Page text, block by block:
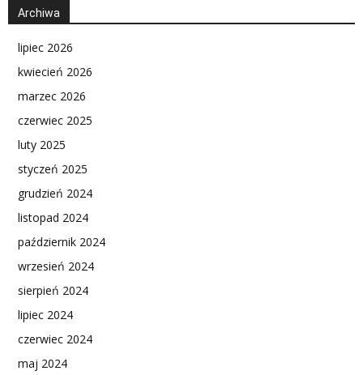
Archiwa
lipiec 2026
kwiecień 2026
marzec 2026
czerwiec 2025
luty 2025
styczeń 2025
grudzień 2024
listopad 2024
październik 2024
wrzesień 2024
sierpień 2024
lipiec 2024
czerwiec 2024
maj 2024